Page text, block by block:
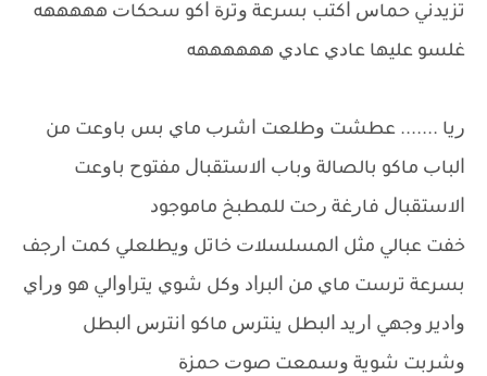
ﺗﺰﻳﺪﻧﻲ ﺣﻤﺎﺱ ﺍﻛﺘﺐ ﺑﺴﺮﻋﺔ ﻭﺗﺮﺓ ﺍﻛﻮ ﺳﺤﻜﺎﺕ ﻫﻬﻬﻬﻬﻪ
ﻏﻠﺴﻮ ﻋﻠﻴﻬﺎ ﻋﺎﺩﻱ ﻋﺎﺩﻱ ﻫﻬﻬﻬﻬﻬﻪ
ﺭﻳﺎ ....... ﻋﻄﺸﺖ ﻭﻃﻠﻌﺖ ﺍﺷﺮﺏ ﻣﺎﻱ ﺑﺲ ﺑﺎﻭﻋﺖ ﻣﻦ
ﺍﻟﺒﺎﺏ ﻣﺎﻛﻮ ﺑﺎﻟﺼﺎﻟﺔ ﻭﺑﺎﺏ ﺍﻻﺳﺘﻘﺒﺎﻝ ﻣﻔﺘﻮﺡ ﺑﺎﻭﻋﺖ
ﺍﻻﺳﺘﻘﺒﺎﻝ ﻓﺎﺭﻏﺔ ﺭﺣﺖ ﻟﻠﻤﻄﺒﺦ ﻣﺎﻣﻮﺟﻮﺩ
ﺧﻔﺖ ﻋﺒﺎﻟﻲ ﻣﺜﻞ ﺍﻟﻤﺴﻠﺴﻼﺕ ﺧﺎﺗﻞ ﻭﻳﻄﻠﻌﻠﻲ ﻛﻤﺖ ﺍﺭﺟﻒ
ﺑﺴﺮﻋﺔ ﺗﺮﺳﺖ ﻣﺎﻱ ﻣﻦ ﺍﻟﺒﺮﺍﺩ ﻭﻛﻞ ﺷﻮﻱ ﻳﺘﺮﺍﻭﺍﻟﻲ ﻫﻮ ﻭﺭﺍﻱ
ﻭﺍﺩﻳﺮ ﻭﺟﻬﻲ ﺍﺭﻳﺪ ﺍﻟﺒﻄﻞ ﻳﻨﺘﺮﺱ ﻣﺎﻛﻮ ﺍﻧﺘﺮﺱ ﺍﻟﺒﻄﻞ
ﻭﺷﺮﺑﺖ ﺷﻮﻳﺔ ﻭﺳﻤﻌﺖ ﺻﻮﺕ ﺣﻤﺰﺓ